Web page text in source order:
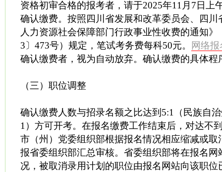
资格初审合格的报考者，请于2025年11月7日上
确认缴费。按照四川省发展和改革委员会、四川
人力资源社会保障部门行政事业性收费的通知》
3〕473号）规定，笔试考务费每科50元。
网络报
确认缴费者，视为自动放弃。确认缴费的具体程
（三）职位调整
确认缴费人数与招录名额之比达到5:1（民族自
1）方可开考。在报名缴费工作结束后，对达不
市（州）党委组织部根据报名情况相应缩减或取
报省委组织部汇总审核。省委组织部将在报名网
况，被取消录用计划的职位由报名网站向该职位